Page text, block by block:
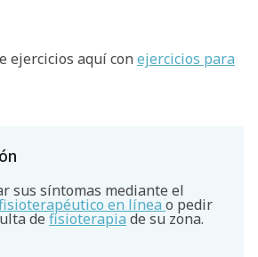
ejercicios aquí con ejercicios para
sus síntomas mediante el
en línea o pedir
de fisioterapia de su zona.